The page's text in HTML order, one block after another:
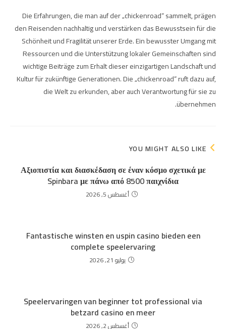
Die Erfahrungen, die man auf der „chickenroad“ sammelt, prägen
den Reisenden nachhaltig und verstärken das Bewusstsein für die
Schönheit und Fragilität unserer Erde. Ein bewusster Umgang mit
Ressourcen und die Unterstützung lokaler Gemeinschaften sind
wichtige Beiträge zum Erhalt dieser einzigartigen Landschaft und
Kultur für zukünftige Generationen. Die „chickenroad“ ruft dazu auf,
die Welt zu erkunden, aber auch Verantwortung für sie zu
übernehmen.
YOU MIGHT ALSO LIKE
Αξιοπιστία και διασκέδαση σε έναν κόσμο σχετικά με
Spinbara με πάνω από 8500 παιχνίδια
أغسطس 5, 2026
Fantastische winsten en uspin casino bieden een
complete speelervaring
يوليو 21, 2026
Speelervaringen van beginner tot professional via
betzard casino en meer
أغسطس 2, 2026